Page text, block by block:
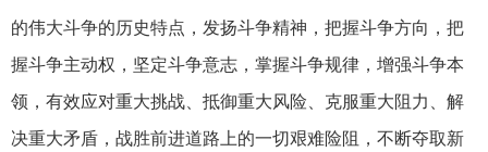
的伟大斗争的历史特点，发扬斗争精神，把握斗争方向，把
握斗争主动权，坚定斗争意志，掌握斗争规律，增强斗争本
领，有效应对重大挑战、抵御重大风险、克服重大阻力、解
决重大矛盾，战胜前进道路上的一切艰难险阻，不断夺取新